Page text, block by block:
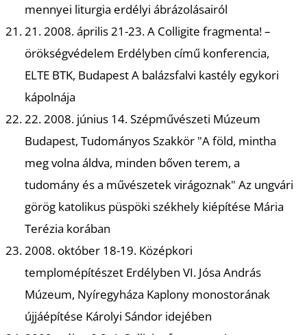
mennyei liturgia erdélyi ábrázolásairól
21. 2008. április 21-23. A Colligite fragmenta! –
örökségvédelem Erdélyben című konferencia,
ELTE BTK, Budapest A balázsfalvi kastély egykori
kápolnája
22. 2008. június 14. Szépművészeti Múzeum
Budapest, Tudományos Szakkör "A föld, mintha
meg volna áldva, minden bőven terem, a
tudomány és a művészetek virágoznak" Az ungvári
görög katolikus püspöki székhely kiépítése Mária
Terézia korában
2008. október 18-19. Középkori
templomépítészet Erdélyben VI. Jósa András
Múzeum, Nyíregyháza Kaplony monostorának
újjáépítése Károlyi Sándor idejében